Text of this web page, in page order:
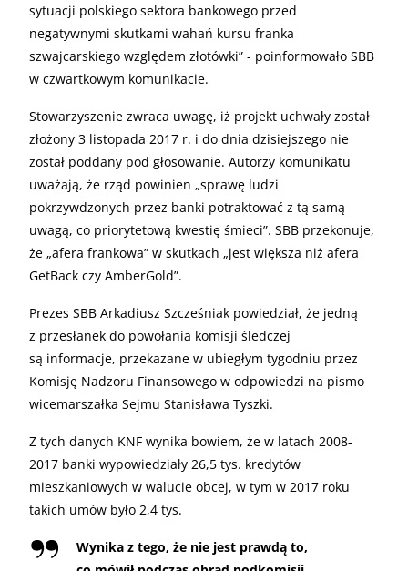
sytuacji polskiego sektora bankowego przed
negatywnymi skutkami wahań kursu franka
szwajcarskiego względem złotówki” - poinformowało SBB
w czwartkowym komunikacie.
Stowarzyszenie zwraca uwagę, iż projekt uchwały został
złożony 3 listopada 2017 r. i do dnia dzisiejszego nie
został poddany pod głosowanie. Autorzy komunikatu
uważają, że rząd powinien „sprawę ludzi
pokrzywdzonych przez banki potraktować z tą samą
uwagą, co priorytetową kwestię śmieci”. SBB przekonuje,
że „afera frankowa” w skutkach „jest większa niż afera
GetBack czy AmberGold”.
Prezes SBB Arkadiusz Szcześniak powiedział, że jedną
z przesłanek do powołania komisji śledczej
są informacje, przekazane w ubiegłym tygodniu przez
Komisję Nadzoru Finansowego w odpowiedzi na pismo
wicemarszałka Sejmu Stanisława Tyszki.
Z tych danych KNF wynika bowiem, że w latach 2008-
2017 banki wypowiedziały 26,5 tys. kredytów
mieszkaniowych w walucie obcej, w tym w 2017 roku
takich umów było 2,4 tys.
Wynika z tego, że nie jest prawdą to,